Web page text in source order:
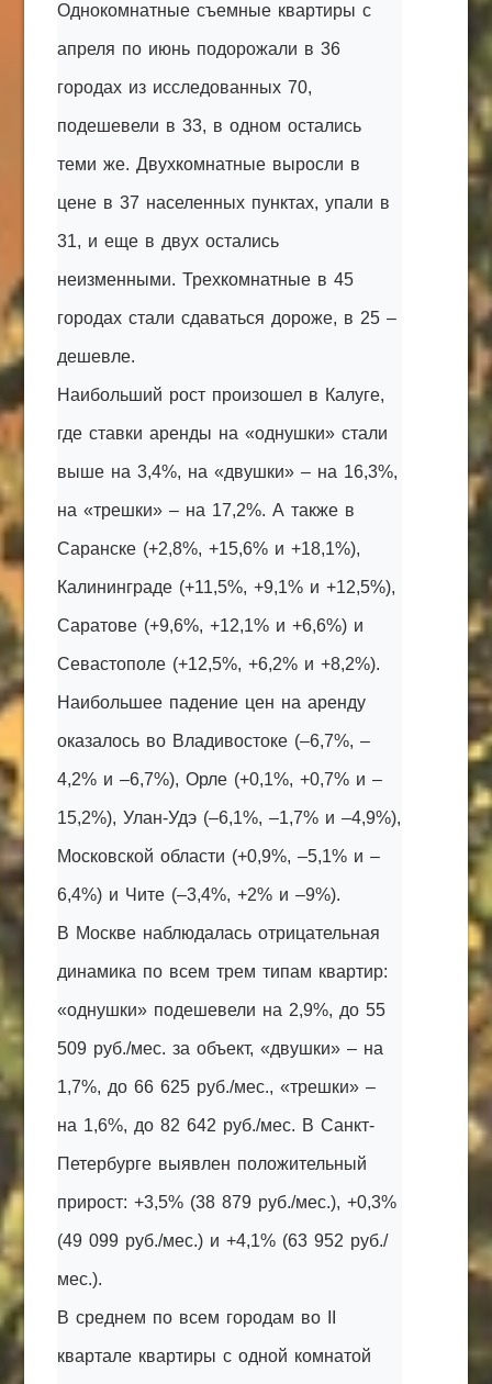
Однокомнатные съемные квартиры с
апреля по июнь подорожали в 36
городах из исследованных 70,
подешевели в 33, в одном остались
теми же. Двухкомнатные выросли в
цене в 37 населенных пунктах, упали в
31, и еще в двух остались
неизменными. Трехкомнатные в 45
городах стали сдаваться дороже, в 25 –
дешевле.
Наибольший рост произошел в Калуге,
где ставки аренды на «однушки» стали
выше на 3,4%, на «двушки» – на 16,3%,
на «трешки» – на 17,2%. А также в
Саранске (+2,8%, +15,6% и +18,1%),
Калининграде (+11,5%, +9,1% и +12,5%),
Саратове (+9,6%, +12,1% и +6,6%) и
Севастополе (+12,5%, +6,2% и +8,2%).
Наибольшее падение цен на аренду
оказалось во Владивостоке (–6,7%, –
4,2% и –6,7%), Орле (+0,1%, +0,7% и –
15,2%), Улан-Удэ (–6,1%, –1,7% и –4,9%),
Московской области (+0,9%, –5,1% и –
6,4%) и Чите (–3,4%, +2% и –9%).
В Москве наблюдалась отрицательная
динамика по всем трем типам квартир:
«однушки» подешевели на 2,9%, до 55
509 руб./мес. за объект, «двушки» – на
1,7%, до 66 625 руб./мес., «трешки» –
на 1,6%, до 82 642 руб./мес. В Санкт-
Петербурге выявлен положительный
прирост: +3,5% (38 879 руб./мес.), +0,3%
(49 099 руб./мес.) и +4,1% (63 952 руб./
мес.).
В среднем по всем городам во II
квартале квартиры с одной комнатой